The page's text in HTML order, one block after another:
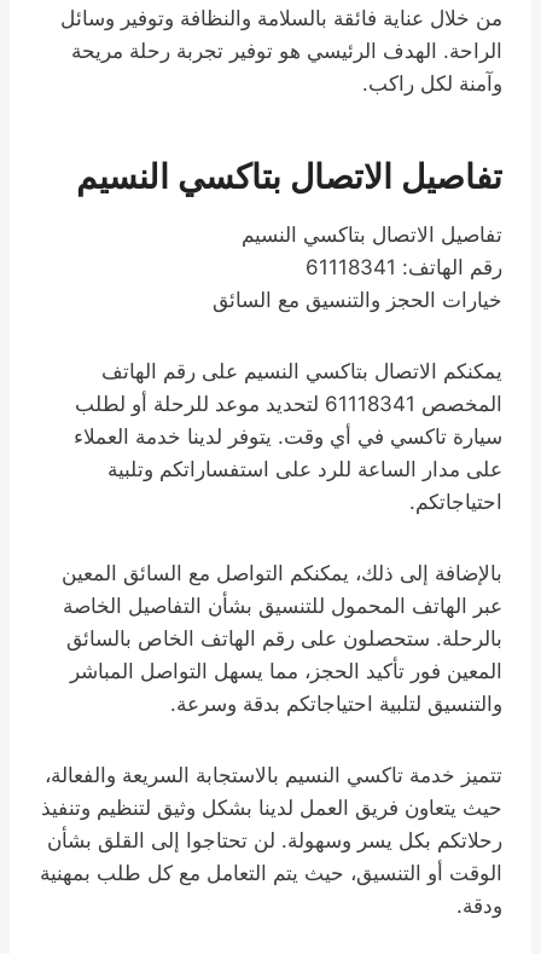
من خلال عناية فائقة بالسلامة والنظافة وتوفير وسائل
الراحة. الهدف الرئيسي هو توفير تجربة رحلة مريحة
وآمنة لكل راكب.
تفاصيل الاتصال بتاكسي النسيم
تفاصيل الاتصال بتاكسي النسيم
رقم الهاتف: 61118341
خيارات الحجز والتنسيق مع السائق
يمكنكم الاتصال بتاكسي النسيم على رقم الهاتف
المخصص 61118341 لتحديد موعد للرحلة أو لطلب
سيارة تاكسي في أي وقت. يتوفر لدينا خدمة العملاء
على مدار الساعة للرد على استفساراتكم وتلبية
احتياجاتكم.
بالإضافة إلى ذلك، يمكنكم التواصل مع السائق المعين
عبر الهاتف المحمول للتنسيق بشأن التفاصيل الخاصة
بالرحلة. ستحصلون على رقم الهاتف الخاص بالسائق
المعين فور تأكيد الحجز، مما يسهل التواصل المباشر
والتنسيق لتلبية احتياجاتكم بدقة وسرعة.
تتميز خدمة تاكسي النسيم بالاستجابة السريعة والفعالة،
حيث يتعاون فريق العمل لدينا بشكل وثيق لتنظيم وتنفيذ
رحلاتكم بكل يسر وسهولة. لن تحتاجوا إلى القلق بشأن
الوقت أو التنسيق، حيث يتم التعامل مع كل طلب بمهنية
ودقة.